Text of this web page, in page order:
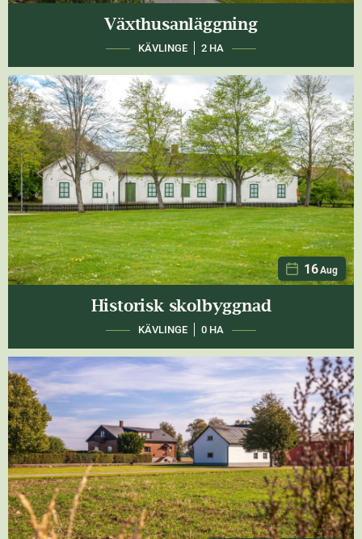
Växthusanläggning
KÄVLINGE 2 HA
16 Aug
Historisk skolbyggnad
KÄVLINGE 0 HA